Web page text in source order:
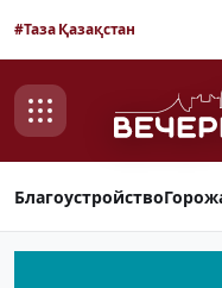
#Таза Қазақстан
Благоустройство